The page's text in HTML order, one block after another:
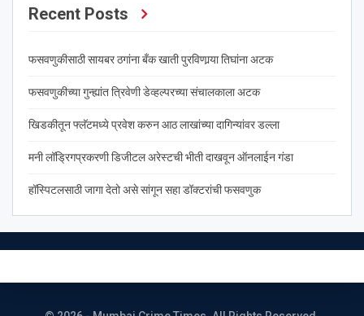
Recent Posts
फसवणुकीसाठी सायबर ठगांना बँक खाती पुरविणार्‍या तिघांना अटक
फसवणुकीच्या गुन्ह्यांत त्रिवेणी डेव्हल्परच्या संचालकाला अटक
खिडकीतून फ्लॅटमध्ये प्रवेश करुन आठ लाखांच्या दागिन्यांवर डल्ला
मनी लॉड्रिगप्रकरणी डिजीटल अरेस्टची भीती दाखवून ऑनलाईन गंडा
हॉस्पिटलसाठी जागा देतो असे सांगून सहा डॉक्टरांची फसवणुक